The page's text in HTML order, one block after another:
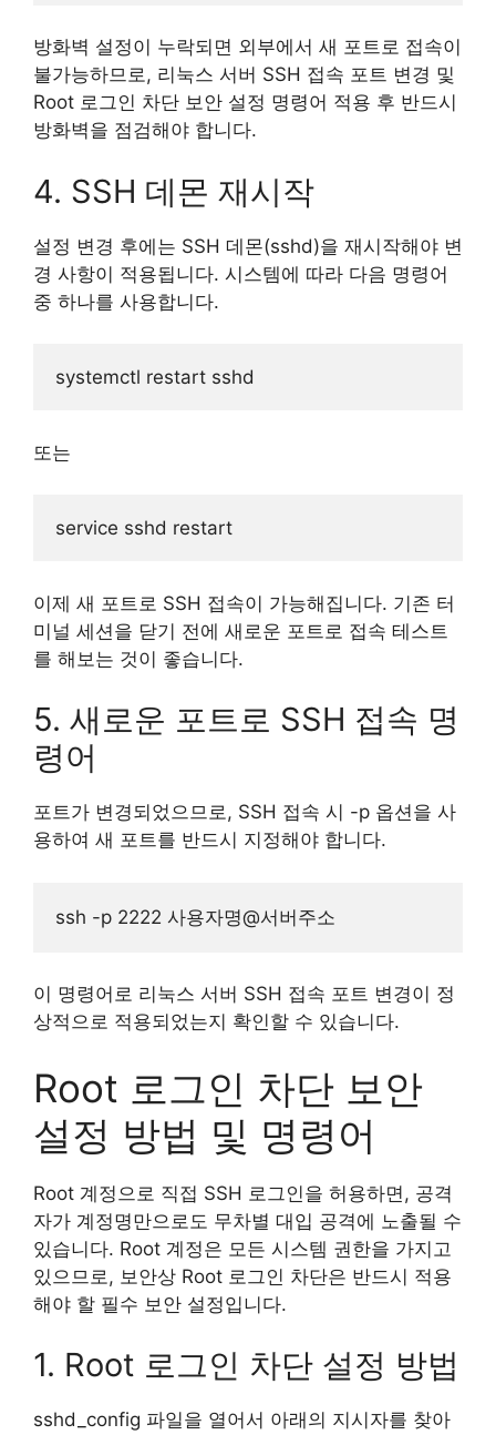
방화벽 설정이 누락되면 외부에서 새 포트로 접속이
불가능하므로, 리눅스 서버 SSH 접속 포트 변경 및
Root 로그인 차단 보안 설정 명령어 적용 후 반드시
방화벽을 점검해야 합니다.
4. SSH 데몬 재시작
설정 변경 후에는 SSH 데몬(sshd)을 재시작해야 변
경 사항이 적용됩니다. 시스템에 따라 다음 명령어
중 하나를 사용합니다.
또는
이제 새 포트로 SSH 접속이 가능해집니다. 기존 터
미널 세션을 닫기 전에 새로운 포트로 접속 테스트
를 해보는 것이 좋습니다.
5. 새로운 포트로 SSH 접속 명
령어
포트가 변경되었으므로, SSH 접속 시 -p 옵션을 사
용하여 새 포트를 반드시 지정해야 합니다.
이 명령어로 리눅스 서버 SSH 접속 포트 변경이 정
상적으로 적용되었는지 확인할 수 있습니다.
Root 로그인 차단 보안
설정 방법 및 명령어
Root 계정으로 직접 SSH 로그인을 허용하면, 공격
자가 계정명만으로도 무차별 대입 공격에 노출될 수
있습니다. Root 계정은 모든 시스템 권한을 가지고
있으므로, 보안상 Root 로그인 차단은 반드시 적용
해야 할 필수 보안 설정입니다.
1. Root 로그인 차단 설정 방법
sshd_config 파일을 열어서 아래의 지시자를 찾아